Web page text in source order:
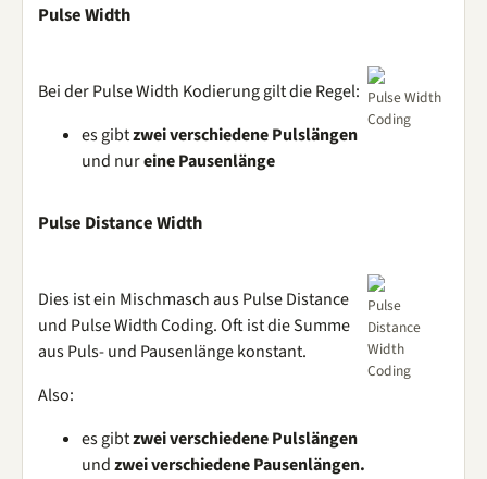
Pulse Width
Bei der Pulse Width Kodierung gilt die Regel:
es gibtzwei verschiedene Pulslängen
und nureine Pausenlänge
Pulse Width
Coding
Pulse Distance Width
Dies ist ein Mischmasch aus Pulse Distance
und Pulse Width Coding. Oft ist die Summe
aus Puls- und Pausenlänge konstant.
Also:
es gibtzwei verschiedene Pulslängen
undzwei verschiedene Pausenlängen.
Pulse
Distance
Width
Coding